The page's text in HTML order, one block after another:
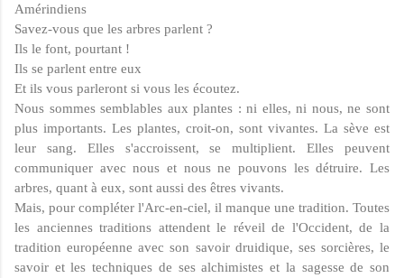
Amérindiens
Savez-vous que les arbres parlent ?
Ils le font, pourtant !
Ils se parlent entre eux
Et ils vous parleront si vous les écoutez.
Nous sommes semblables aux plantes : ni elles, ni nous, ne sont
plus importants. Les plantes, croit-on, sont vivantes. La sève est
leur sang. Elles s'accroissent, se multiplient. Elles peuvent
communiquer avec nous et nous ne pouvons les détruire. Les
arbres, quant à eux, sont aussi des êtres vivants.
Mais, pour compléter l'Arc-en-ciel, il manque une tradition. Toutes
les anciennes traditions attendent le réveil de l'Occident, de la
tradition européenne avec son savoir druidique, ses sorcières, le
savoir et les tech­niques de ses alchimistes et la sagesse de son